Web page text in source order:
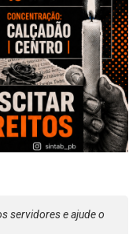
servidores e ajude o